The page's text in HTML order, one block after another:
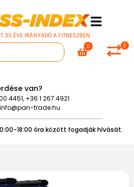
30 ÉVE IRÁNYADÓ A FITNESZBEN
0
0
van?
4451, +36 1 267 4921
info@pan-trade.hu
18:00 óra között fogadják hívását.